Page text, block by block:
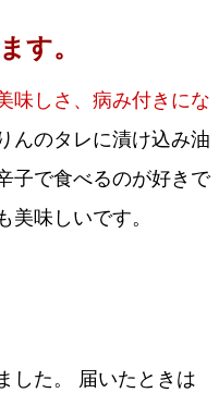
す。
味しさ、病み付きにな
んのタレに漬け込み油
子で食べるのが好きで
美味しいです。
した。 届いたときは